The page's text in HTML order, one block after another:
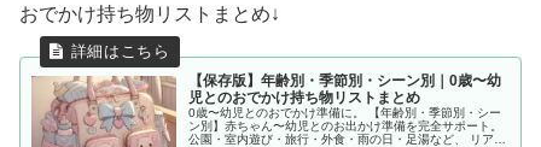
おでかけ持ち物リストまとめ↓
【保存版】年齢別・季節別・シーン別｜0歳〜幼
児とのおでかけ持ち物リストまとめ
0歳〜幼児とのおでかけ準備に。 【年齢別・季節別・シー
ン別】赤ちゃん〜幼児とのお出かけ準備を完全サポート。
公園・室内遊び・旅行・外食・雨の日・足湯など、 リアル